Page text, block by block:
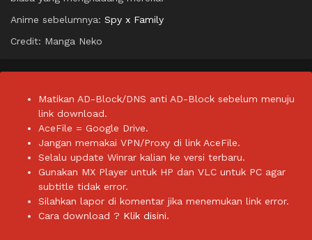
Anime sebelumnya: Spy x Family
Credit: Manga Neko
Matikan AD-Block/DNS anti AD-Block sebelum menuju
link download.
AceFile = Google Drive.
Jangan memakai VPN/Proxy di link AceFile.
Selalu update Winrar kalian ke versi terbaru.
Gunakan MX Player untuk HP dan VLC untuk PC agar
subtitle tidak error.
Silahkan lapor di komentar jika menemukan link error.
Cara download ? Klik disini.